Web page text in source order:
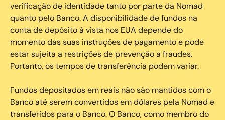
verificação de identidade tanto por parte da Nomad
quanto pelo Banco. A disponibilidade de fundos na
conta de depósito à vista nos EUA depende do
momento das suas instruções de pagamento e pode
estar sujeita a restrições de prevenção a fraudes.
Portanto, os tempos de transferência podem variar.
Fundos depositados em reais não são mantidos com o
Banco até serem convertidos em dólares pela Nomad e
transferidos para o Banco. O Banco, como membro do